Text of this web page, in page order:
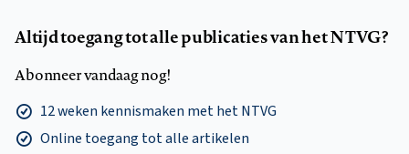
Altijd toegang tot alle publicaties van het NTVG?
Abonneer vandaag nog!
12 weken kennismaken met het NTVG
Online toegang tot alle artikelen